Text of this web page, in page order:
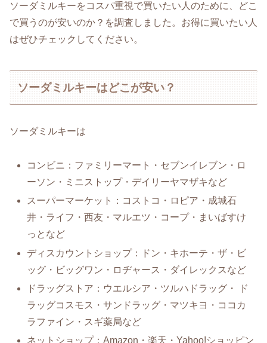
ソーダミルキーをコスパ重視で買いたい人のために、どこ
で買うのが安いのか？を調査しました。お得に買いたい人
はぜひチェックしてください。
ソーダミルキーはどこが安い？
ソーダミルキーは
コンビニ：ファミリーマート・セブンイレブン・ロ
ーソン・ミニストップ・デイリーヤマザキなど
スーパーマーケット：コストコ・ロピア・成城石
井・ライフ・西友・マルエツ・コープ・まいばすけ
っとなど
ディスカウントショップ：ドン・キホーテ・ザ・ビ
ッグ・ビッグワン・ロヂャース・ダイレックスなど
ドラッグストア：ウエルシア・ツルハドラッグ・ ド
ラッグコスモス・サンドラッグ・マツキヨ・ココカ
ラファイン・スギ薬局など
ネットショップ：Amazon・楽天・Yahoo!ショッピン